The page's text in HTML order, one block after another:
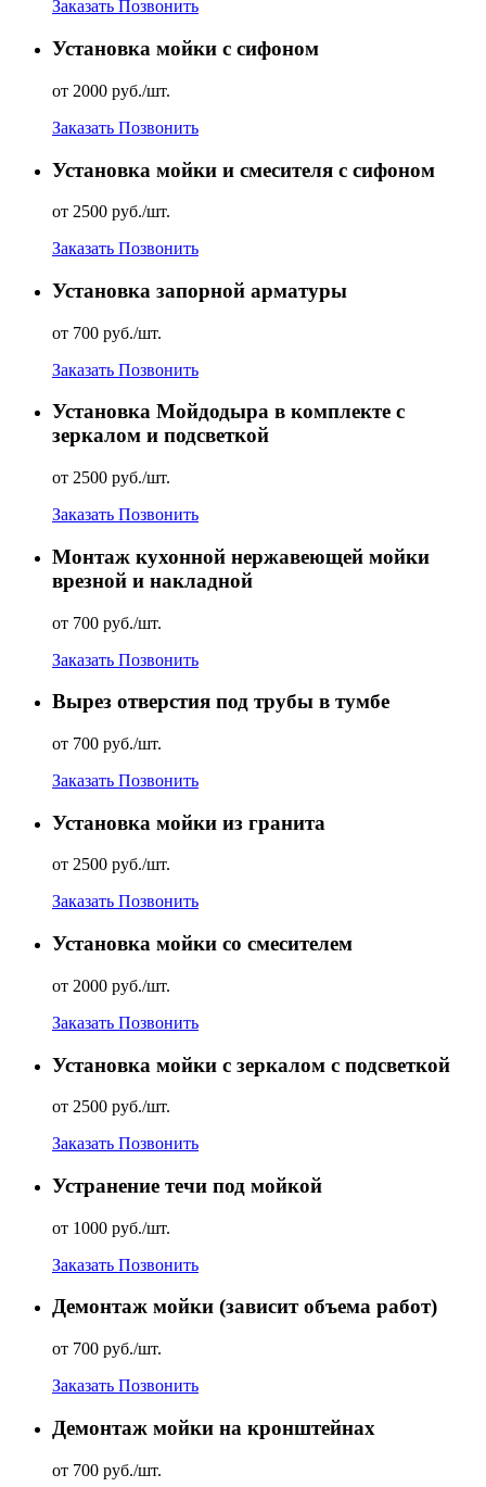
Заказать Позвонить
Установка мойки с сифоном
от 2000 руб./шт.
Заказать Позвонить
Установка мойки и смесителя с сифоном
от 2500 руб./шт.
Заказать Позвонить
Установка запорной арматуры
от 700 руб./шт.
Заказать Позвонить
Установка Мойдодыра в комплекте с
зеркалом и подсветкой
от 2500 руб./шт.
Заказать Позвонить
Монтаж кухонной нержавеющей мойки
врезной и накладной
от 700 руб./шт.
Заказать Позвонить
Вырез отверстия под трубы в тумбе
от 700 руб./шт.
Заказать Позвонить
Установка мойки из гранита
от 2500 руб./шт.
Заказать Позвонить
Установка мойки со смесителем
от 2000 руб./шт.
Заказать Позвонить
Установка мойки с зеркалом с подсветкой
от 2500 руб./шт.
Заказать Позвонить
Устранение течи под мойкой
от 1000 руб./шт.
Заказать Позвонить
Демонтаж мойки (зависит объема работ)
от 700 руб./шт.
Заказать Позвонить
Демонтаж мойки на кронштейнах
от 700 руб./шт.